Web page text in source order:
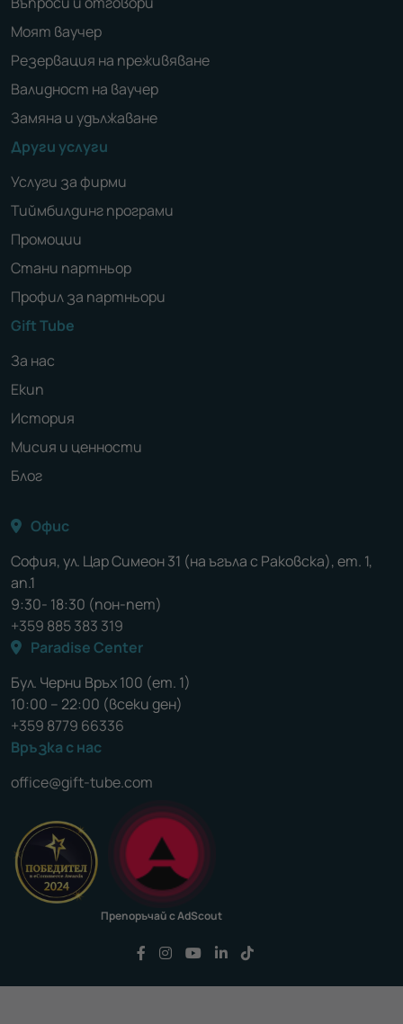
Моят ваучер
Резервация на преживяване
Валидност на ваучер
Замяна и удължаване
Други услуги
Услуги за фирми
Тиймбилдинг програми
Промоции
Стани партньор
Профил за партньори
Gift Tube
За нас
Екип
История
Мисия и ценности
Блог
Офис
София, ул. Цар Симеон 31 (на ъгъла с Раковска), ет. 1,
ап.1
9:30- 18:30 (пон-пет)
+359 885 383 319
Paradise Center
Бул. Черни Връх 100 (ет. 1)
10:00 – 22:00 (всеки ден)
+359 8779 66336
Връзка с нас
office@gift-tube.com
Препоръчай с AdScout
Последвайте ни във Facebook
Последвайте ни във Instagram
Последвайте ни във
Последвайте ни във